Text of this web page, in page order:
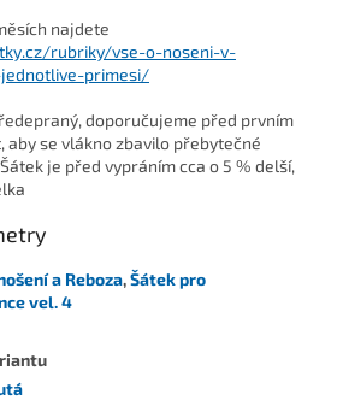
najdete
rubriky/vse-o-noseni-v-
primesi/
doporučujeme před prvním
aby se vlákno zbavilo přebytečné
je před vypráním cca o 5 % delší,
a Reboza,Šátek pro
vel. 4